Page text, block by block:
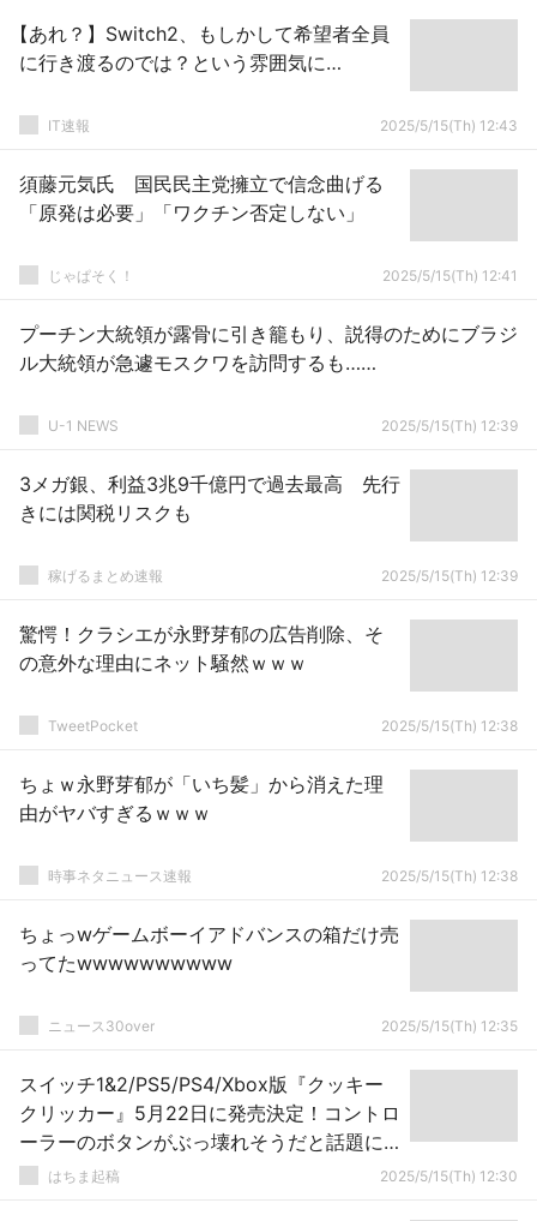
【あれ？】Switch2、もしかして希望者全員
に行き渡るのでは？という雰囲気に…
IT速報 2025/5/15(Th) 12:43
須藤元気氏 国民民主党擁立で信念曲げる
「原発は必要」「ワクチン否定しない」
じゃぱそく！ 2025/5/15(Th) 12:41
プーチン大統領が露骨に引き籠もり、説得のためにブラジ
ル大統領が急遽モスクワを訪問するも……
U-1 NEWS 2025/5/15(Th) 12:39
3メガ銀、利益3兆9千億円で過去最高 先行
きには関税リスクも
稼げるまとめ速報 2025/5/15(Th) 12:39
驚愕！クラシエが永野芽郁の広告削除、そ
の意外な理由にネット騒然ｗｗｗ
TweetPocket 2025/5/15(Th) 12:38
ちょｗ永野芽郁が「いち髪」から消えた理
由がヤバすぎるｗｗｗ
時事ネタニュース速報 2025/5/15(Th) 12:38
ちょっwゲームボーイアドバンスの箱だけ売
ってたwwwwwwwwww
ニュース30over 2025/5/15(Th) 12:35
スイッチ1&2/PS5/PS4/Xbox版『クッキー
クリッカー』5月22日に発売決定！コントロ
ーラーのボタンがぶっ壊れそうだと話題に
ｗｗｗｗ
はちま起稿 2025/5/15(Th) 12:30